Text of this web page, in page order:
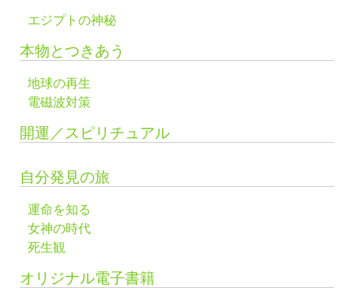
エジプトの神秘
本物とつきあう
地球の再生
電磁波対策
開運／スピリチュアル
自分発見の旅
運命を知る
女神の時代
死生観
オリジナル電子書籍